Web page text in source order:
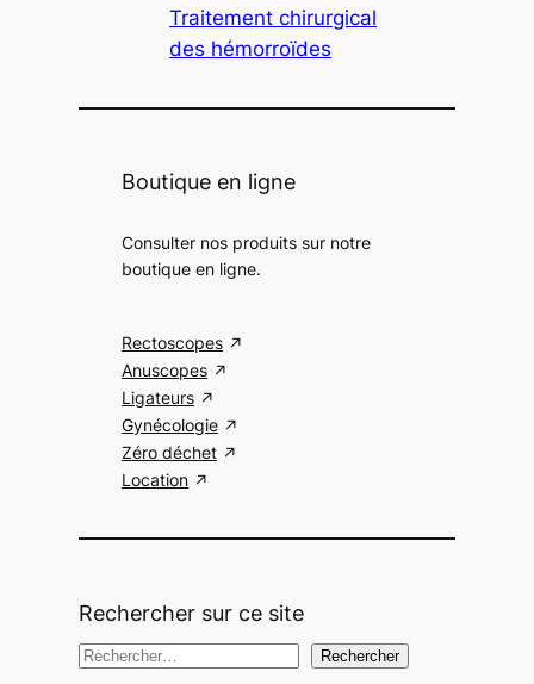
Traitement chirurgical
des hémorroïdes
Boutique en ligne
Consulter nos produits sur notre
boutique en ligne.
Rectoscopes
Anuscopes
Ligateurs
Gynécologie
Zéro déchet
Location
Rechercher sur ce site
R
Rechercher